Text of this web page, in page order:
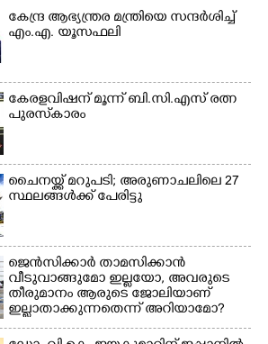
ഓടുന്ന
കേന്ദ്ര ആഭ്യന്ത്രര മന്ത്രിയെ സന്ദർശിച്ച്
എം.എ. യൂസഫലി
കേരളവിഷന് മൂന്ന് ബി.സി.എസ് രത്ന
പുരസ്‌കാരം
ചൈനയ്ക്ക് മറുപടി; അരുണാചലിലെ 27
സ്ഥലങ്ങൾക്ക് പേരിട്ടു
ജെൻസിക്കാർ താമസിക്കാൻ
വീടുവാങ്ങുമോ ഇല്ലയോ, അവരുടെ
തീരുമാനം ആരുടെ ജോലിയാണ്
ഇല്ലാതാക്കുന്നതെന്ന് അറിയാമോ?